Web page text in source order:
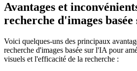
Avantages et
recherche d'images
Voici quelques-uns des principaux
recherche d'images basée sur l'IA pour
visuels et l'efficacité de la recherche :